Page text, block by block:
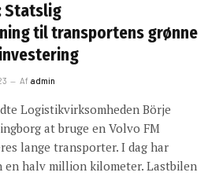
Statslig
til transportens grønne
Af admin
Logistikvirksomheden Börje
at bruge en Volvo FM
lange transporter. I dag har
halv million kilometer. Lastbilen